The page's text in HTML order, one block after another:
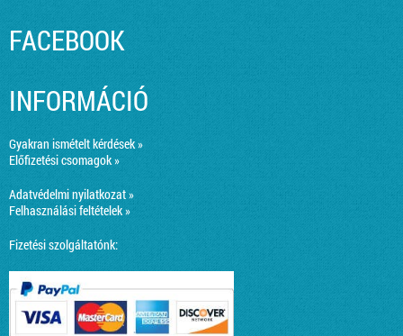
FACEBOOK
INFORMÁCIÓ
Gyakran ismételt kérdések »
Előfizetési csomagok »
Adatvédelmi nyilatkozat »
Felhasználási feltételek »
Fizetési szolgáltatónk: